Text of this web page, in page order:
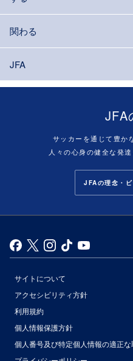
関わる
JFA
JFA
サッカーを通じて豊か
人々の心身の健全な発
JFAの理念・
サイトについて
アクセシビリティ方針
利用規約
個人情報保護方針
個人番号及び特定個人情報の適正